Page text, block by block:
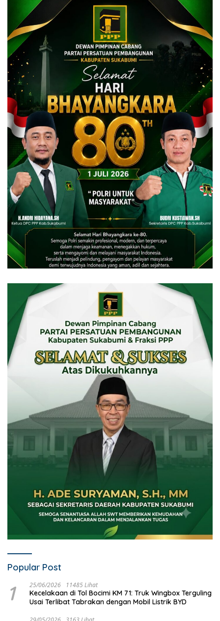
Popular Post
1 25/06/2026 11485 Lihat
Kecelakaan di Tol Bocimi KM 71: Truk Wingbox Terguling
Usai Terlibat Tabrakan dengan Mobil Listrik BYD